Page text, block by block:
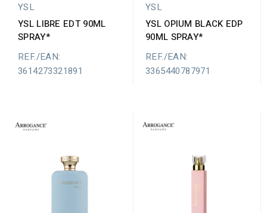
YSL
YSL LIBRE EDT 90ML
SPRAY*
REF./EAN:
3614273321891
YSL
YSL OPIUM BLACK EDP
90ML SPRAY*
REF./EAN:
3365440787971